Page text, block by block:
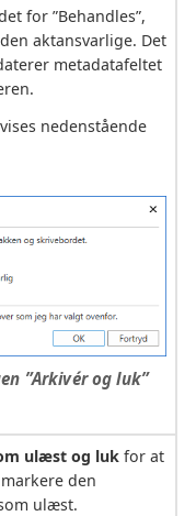
for ”Behandles”,
aktansvarlige. Det
metadatafeltet
nedenstående
”Arkivér og luk”
ulæst og lukfor at
den
ulæst.